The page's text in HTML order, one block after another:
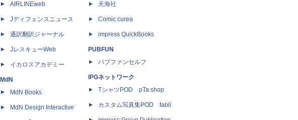
AIRLINEweb
Jディフェンスニュース
通訳翻訳ジャーナル
JレスキューWeb
イカロスアカデミー
MdN
MdN Books
MdN Design Interactive
天海社
Comic curea
impress QuickBooks
PUBFUN
パブファンセルフ
IPGネットワーク
TシャツPOD pTa.shop
カスタム写真集POD fabli